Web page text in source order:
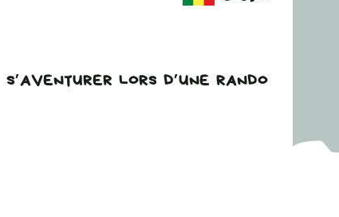
S’AVENTURER LORS D’UNE RANDO